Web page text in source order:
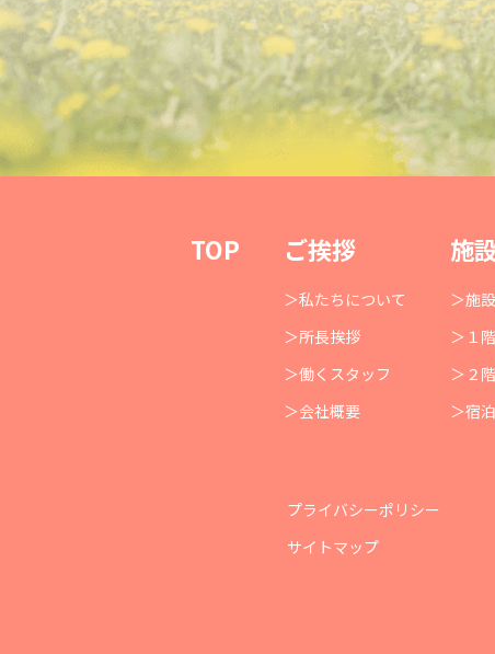
TOP ご挨拶
私たちについて
所長挨拶
働くスタッフ
会社概要
施
施
１
２
宿
プライバシーポリシー
サイトマップ